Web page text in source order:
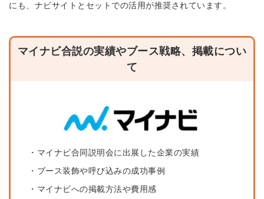
にも、ナビサイトとセットでの活用が推奨されています。
マイナビ合説の実績やブース戦略、掲載につい
て
・マイナビ合同説明会に出展した企業の実績
・ブース装飾や呼び込みの成功事例
・マイナビへの掲載方法や費用感